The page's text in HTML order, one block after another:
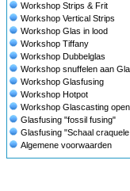
Workshop Strips & Frit
Workshop Vertical Strips
Workshop Glas in lood
Workshop Tiffany
Workshop Dubbelglas
Workshop snuffelen aan
Workshop Glasfusing
Workshop Hotpot
Workshop Glascasting
Glasfusing "fossil fusing"
Glasfusing "Schaal
Algemene voorwaarden